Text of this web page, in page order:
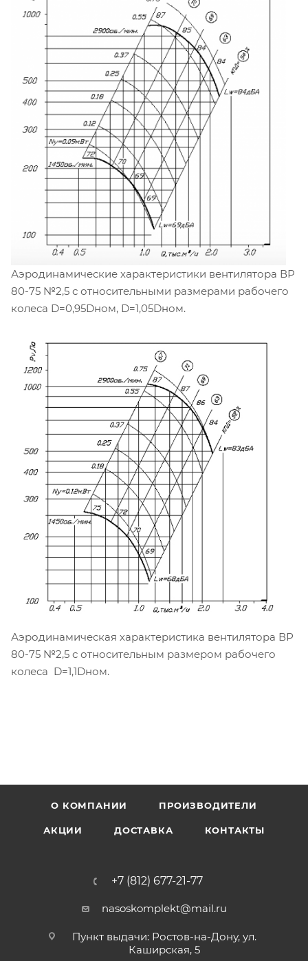
Аэродинамические характеристики вентилятора ВР
80-75 №2,5 с относительными размерами рабочего
колеса D=0,95Dном, D=1,05Dном.
Аэродинамическая характеристика вентилятора ВР
80-75 №2,5 с относительным размером рабочего
колеса D=1,1Dном.
О КОМПАНИИ ПРОИЗВОДИТЕЛИ
АКЦИИ ДОСТАВКА КОНТАКТЫ
+7 (812) 677-21-77
nasoskomplekt@mail.ru
Пункт выдачи: Ростов-на-Дону, ул.
Каширская, 5